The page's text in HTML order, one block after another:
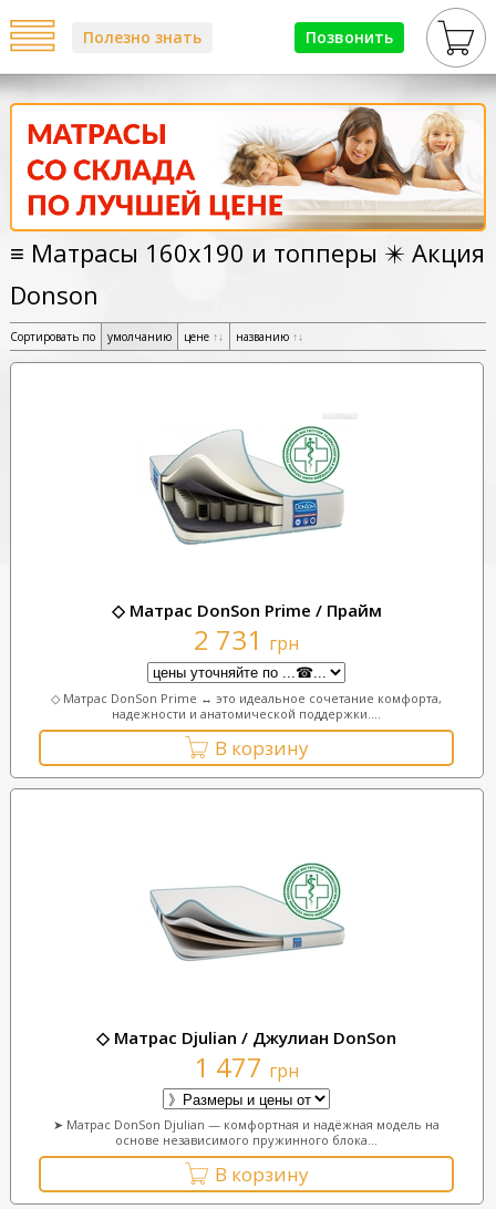
Позвонить
Полезно знать
≡ Матрасы 160х190 и топперы ✴️ Акция
Donson
Сортировать по умолчанию цене ↑↓ названию ↑↓
◇ Матрас DonSon Prime / Прайм
2 731 грн
◇ Матрас DonSon Prime ↔ это идеальное сочетание комфорта,
надежности и анатомической поддержки....
В корзину
◇ Матрас Djulian / Джулиан DonSon
1 477 грн
➤ Матрас DonSon Djulian — комфортная и надёжная модель на
основе независимого пружинного блока...
В корзину